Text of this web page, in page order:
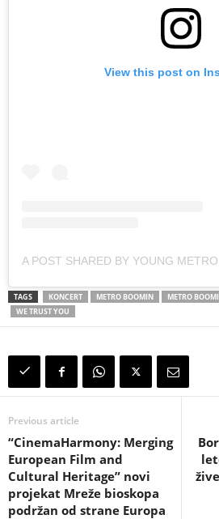
View this post on
A POST SHARED BY YOUNG
TAGS KONCERT METRO BOOMIN METRO
WE TRUST YOU
Previous article
“CinemaHarmony: Merging
European Film and
Cultural Heritage” novi
projekat Mreže bioskopa
podržan od strane Europa